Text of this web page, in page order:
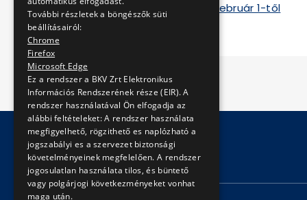
Libegő jegyárak február 1-től
© Copyright 2026 BKV Zrt.
További részletek a böngészők süti
beállításairól:
Chrome
Firefox
Microsoft Edge
Ez a rendszer a BKV Zrt Elektronikus
Információs Rendszerének része (EIR). A
rendszer használatával Ön elfogadja az
alábbi feltételeket: A rendszer használata
megfigyelhető, rögzithető es naplózható a
jogszabályi es a szervezet biztonsági
követelményeinek megfelelően. A rendszer
jogosulatlan használata tilos, és büntető
vagy polgárjogi következményeket vonhat
maga után.